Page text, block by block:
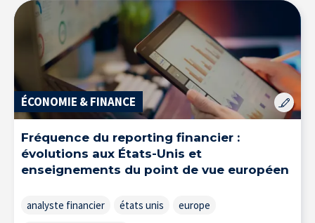
L’Expertise au service des entreprises
ÉCONOMIE & FINANCE
Fréquence du reporting financier :
évolutions aux États-Unis et
enseignements du point de vue européen
analyste financier états unis
europe